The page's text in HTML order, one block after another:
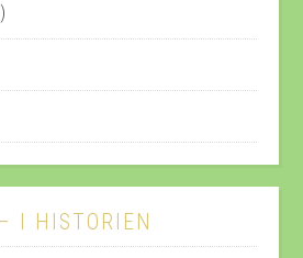
I HISTORIEN